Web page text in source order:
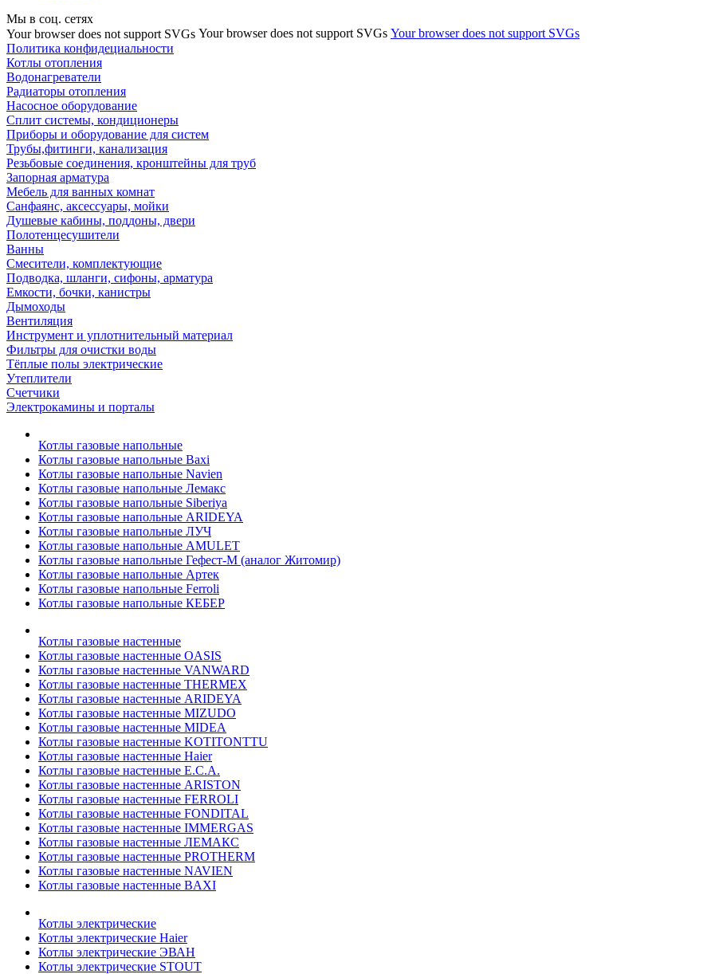
Мы в соц. сетях
Your browser does not support SVGs Your browser does not support SVGs Your browser does not support SVGs
Политика конфидециальности
Котлы отопления
Водонагреватели
Радиаторы отопления
Насосное оборудование
Сплит системы, кондиционеры
Приборы и оборудование для систем
Трубы,фитинги, канализация
Резьбовые соединения, кронштейны для труб
Запорная арматура
Мебель для ванных комнат
Санфаянс, аксессуары, мойки
Душевые кабины, поддоны, двери
Полотенцесушители
Ванны
Смесители, комплектующие
Подводка, шланги, сифоны, арматура
Емкости, бочки, канистры
Дымоходы
Вентиляция
Инструмент и уплотнительный материал
Фильтры для очистки воды
Тёплые полы электрические
Утеплители
Счетчики
Электрокамины и порталы
Котлы газовые напольные
Котлы газовые напольные Baxi
Котлы газовые напольные Navien
Котлы газовые напольные Лемакс
Котлы газовые напольные Siberiya
Котлы газовые напольные ARIDEYA
Котлы газовые напольные ЛУЧ
Котлы газовые напольные AMULET
Котлы газовые напольные Гефест-М (аналог Житомир)
Котлы газовые напольные Артек
Котлы газовые напольные Ferroli
Котлы газовые напольные КЕБЕР
Котлы газовые настенные
Котлы газовые настенные OASIS
Котлы газовые настенные VANWARD
Котлы газовые настенные THERMEX
Котлы газовые настенные ARIDEYA
Котлы газовые настенные MIZUDO
Котлы газовые настенные MIDEA
Котлы газовые настенные KOTITONTTU
Котлы газовые настенные Haier
Котлы газовые настенные E.C.A.
Котлы газовые настенные ARISTON
Котлы газовые настенные FERROLI
Котлы газовые настенные FONDITAL
Котлы газовые настенные IMMERGAS
Котлы газовые настенные ЛЕМАКС
Котлы газовые настенные PROTHERM
Котлы газовые настенные NAVIEN
Котлы газовые настенные BAXI
Котлы электрические
Котлы электрические Haier
Котлы электрические ЭВАН
Котлы электрические STOUT